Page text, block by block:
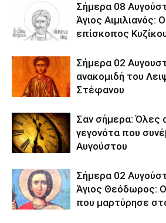
Σήμερα 08
Άγιος Αιμιλιανός:
επίσκοπος
Σήμερα 02
ανακομιδή του
Στέφανου
Σαν σήμερα: Όλες
γεγονότα που
Αυγούστου
Σήμερα 02
Άγιος Θεόδωρος:
που μαρτύρησε